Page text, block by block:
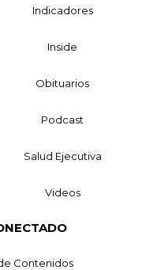
Indicadores
Inside
Obituarios
Podcast
Salud Ejecutiva
Videos
Contenidos